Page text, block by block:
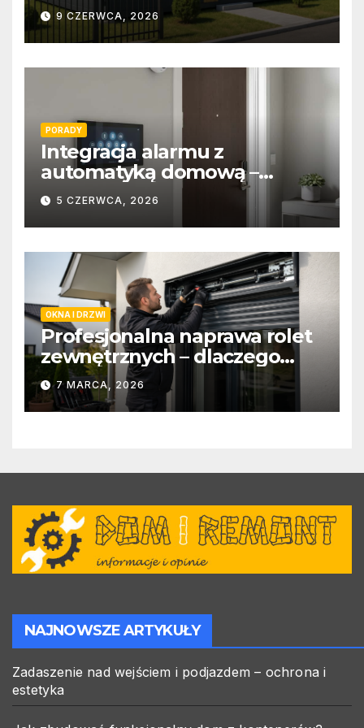
9 CZERWCA, 2026
PORADY
Integracja alarmu z
automatyką domową –
wygoda i bezpieczeństwo
5 CZERWCA, 2026
OKNA I DRZWI
Profesjonalna naprawa rolet
zewnętrznych – dlaczego
warto zlecić ją specjalistom?
7 MARCA, 2026
NAJNOWSZE ARTYKUŁY
Zadaszenie nad wejściem i podjazdem – ochrona i
estetyka